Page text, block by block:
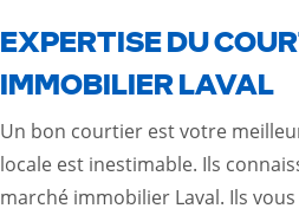
EXPERTISE DU
IMMOBILIER LAVAL
Un bon courtier est votre
locale est inestimable. Ils
marché immobilier Laval. Ils